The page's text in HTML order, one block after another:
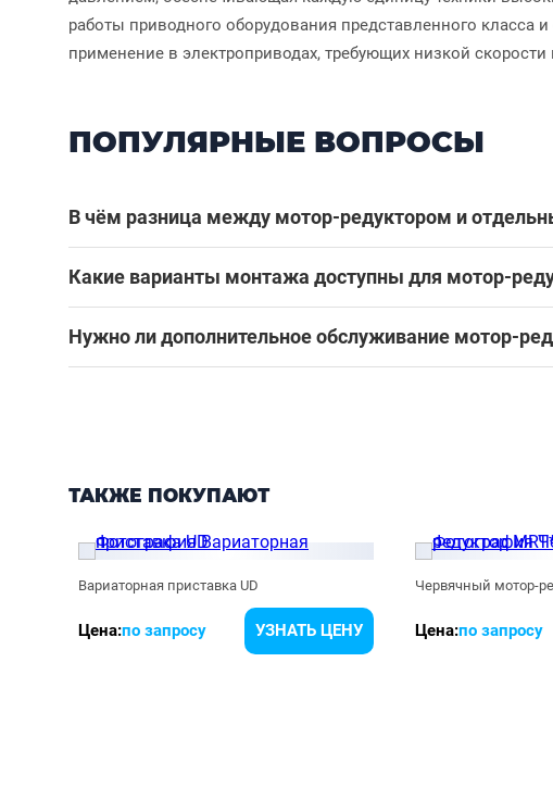
работы приводного оборудования представленного класса
применение в электроприводах, требующих низкой
ПОПУЛЯРНЫЕ ВОПРОСЫ
В чём разница между мотор-редуктором и
Какие варианты монтажа доступны для мотор-
Нужно ли дополнительное обслуживание мотор-
ТАКЖЕ ПОКУПАЮТ
Вариаторная приставка UD
Цена:по запросу УЗНАТЬ ЦЕНУ
Червячный мотор-
Цена:по запросу